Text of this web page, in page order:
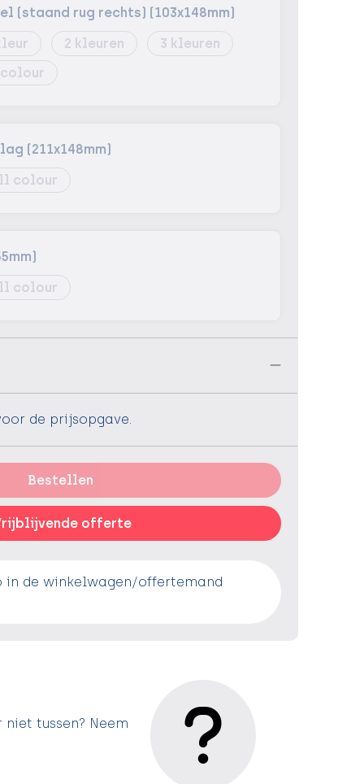
(staand rug rechts) (103x148mm)
2
3
(211x148mm)
colour
colour
de prijsopgave.
Bestellen
offerte
in de winkelwagen/offertemand
tussen? Neem